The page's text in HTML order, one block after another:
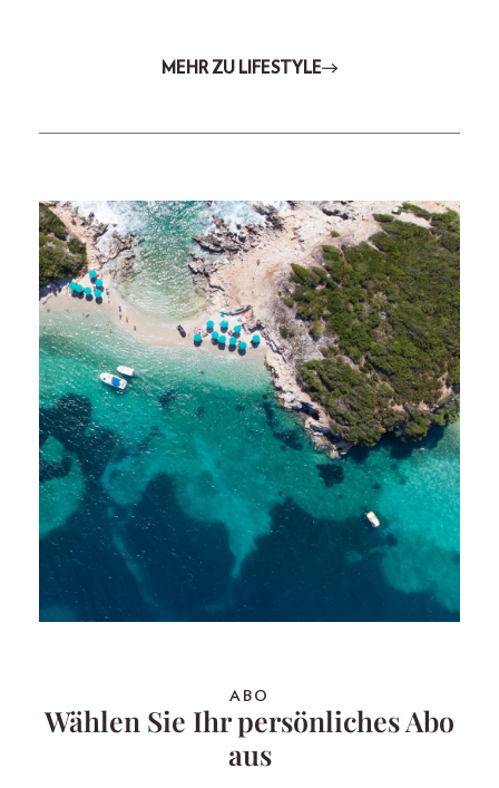
MEHR ZU LIFESTYLE
ABO
Wählen Sie Ihr persönliches Abo
aus